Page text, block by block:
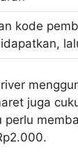
kode
juga
perlu